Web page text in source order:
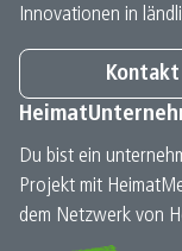
Innovationen in
Kontakt
Du bist ein
Projekt mit
dem Netzwerk von